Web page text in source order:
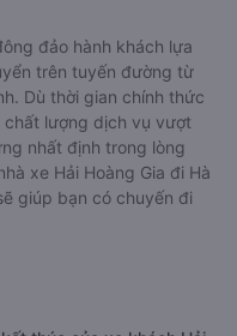
tại 148 Tôn Đức
đảo hành khách lựa
trên tuyến đường từ
Dù thời gian chính thức
chất lượng dịch vụ vượt
nhất định trong lòng
xe Hải Hoàng Gia đi Hà